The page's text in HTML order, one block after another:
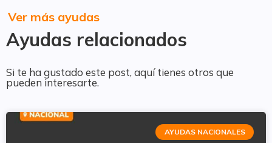
Ayudas relacionados
Ver más ayudas
Si te ha gustado este post, aquí tienes otros que
pueden interesarte.
AYUDAS NACIONALES